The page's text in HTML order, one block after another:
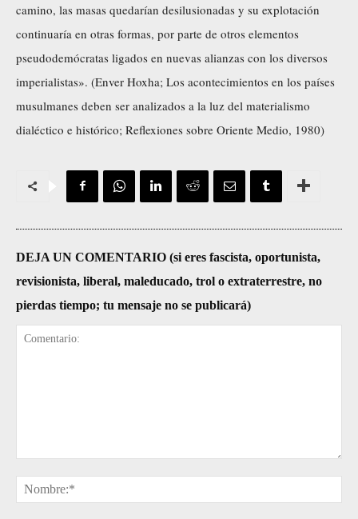
camino, las masas quedarían desilusionadas y su explotación
continuaría en otras formas, por parte de otros elementos
pseudodemócratas ligados en nuevas alianzas con los diversos
imperialistas». (Enver Hoxha; Los acontecimientos en los países
musulmanes deben ser analizados a la luz del materialismo
dialéctico e histórico; Reflexiones sobre Oriente Medio, 1980)
DEJA UN COMENTARIO (si eres fascista, oportunista,
revisionista, liberal, maleducado, trol o extraterrestre, no
pierdas tiempo; tu mensaje no se publicará)